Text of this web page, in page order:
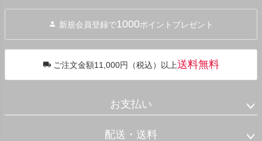
へ
新規会員登録で1000ポイントプレゼント
ご注文金額11,000円（税込）以上送料無料
お支払い
配送・送料